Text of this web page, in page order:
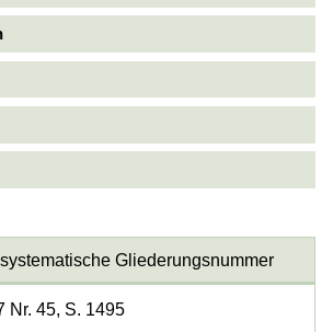
Gliederungsnummer
Nr. 45, S. 1495